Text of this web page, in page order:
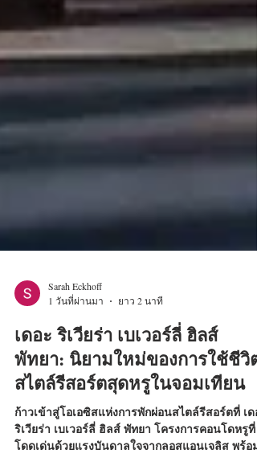
1 วันที่ผ่านมา
ยาว 2 นาที
เดอะ ริเวียร่า เบเวอร์ลี่ ฮิลส์
พัทยา: นิยามใหม่ของการใช้ชีวิต
สไตล์รีสอร์ตสุดหรูในจอมเทียน
ก้าวเข้าสู่โอเอซิสแห่งการพักผ่อนสไตล์รีสอร์ตที่ เดอ